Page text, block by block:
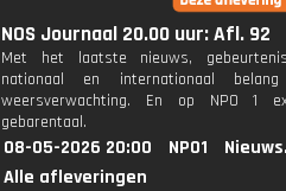
NOS Journaal 20.00 uur: Afl. 92
Met het laatste nieuws,
nationaal en internationaal
weersverwachting. En op NPO 1
gebarentaal.
08-05-2026 20:00 NPO1
Alle afleveringen